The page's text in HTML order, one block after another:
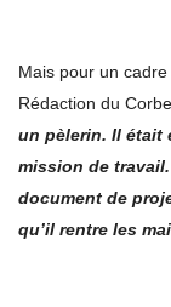
Mais pour un
Rédaction du
un pèlerin. Il était
mission de
document de
qu’il rentre les